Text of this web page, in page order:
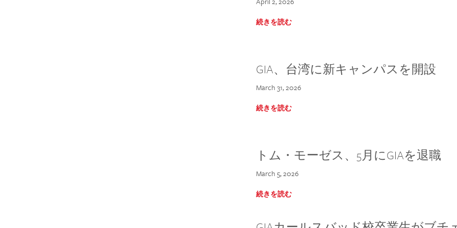
続きを読む
GIA、台湾に新キャンパスを開設
March 31, 2026
続きを読む
トム・モーゼス、5月にGIAを退職
March 5, 2026
続きを読む